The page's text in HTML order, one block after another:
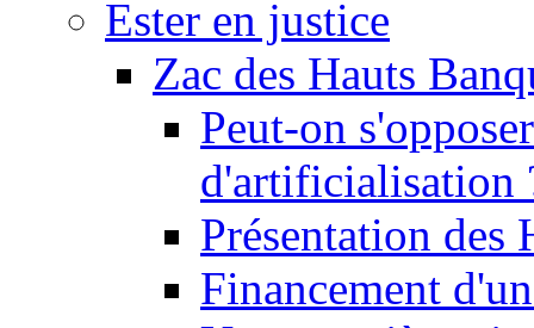
Ester en justice
Zac des Hauts
Peut-on
d'artificialisation
Présentation des
Financement